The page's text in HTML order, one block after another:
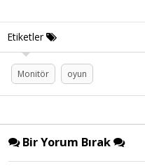
Etiketler
Monitör oyun
Bir Yorum Bırak